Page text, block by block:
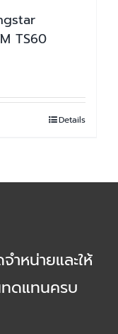
TS60
Details
หน่ายและให้
ดแทนครบ